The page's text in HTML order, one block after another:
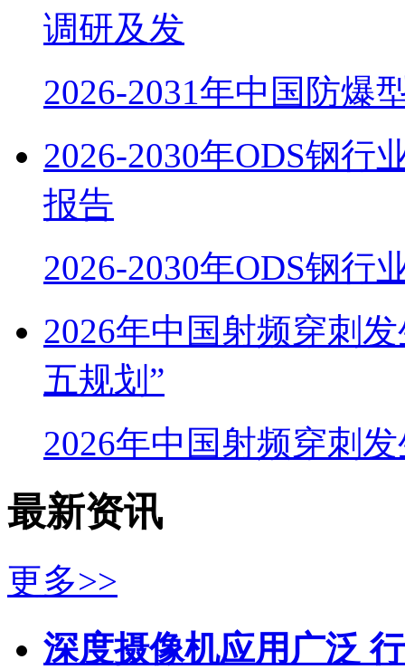
调研及发
2026-2031年中国防爆
2026-2030年ODS钢行
报告
2026-2030年ODS钢行
2026年中国射频穿刺
五规划”
2026年中国射频穿刺
最新资讯
更多>>
深度摄像机应用广泛